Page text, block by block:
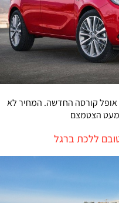
קורסה החדשה. המחיר לא
הצטמצם
ללכת ברגל